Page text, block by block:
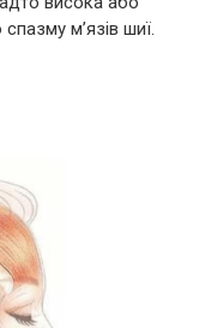
м’язів шиї.